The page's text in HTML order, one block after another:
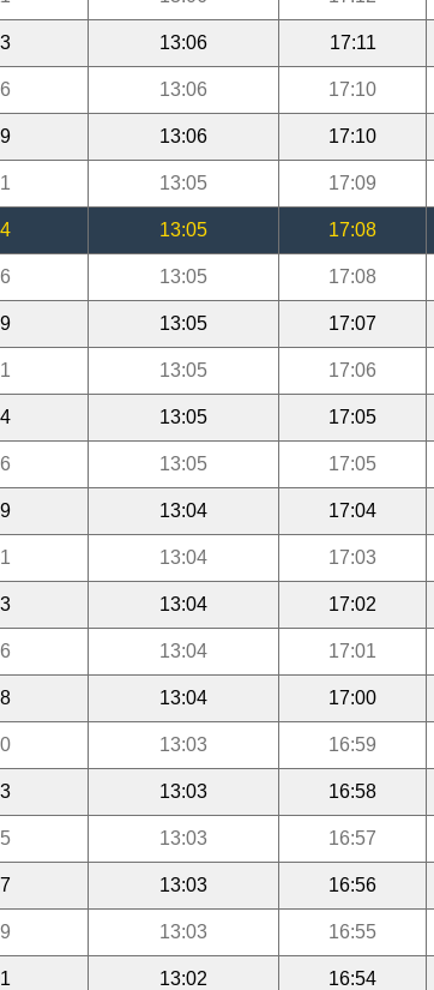
13:06 17:11
13:06 17:10
13:06 17:10
13:05 17:09
13:05 17:08
13:05 17:08
13:05 17:07
13:05 17:06
13:05 17:05
13:05 17:05
13:04 17:04
13:04 17:03
13:04 17:02
13:04 17:01
13:04 17:00
13:03 16:59
13:03 16:58
13:03 16:57
13:03 16:56
13:03 16:55
13:02 16:54